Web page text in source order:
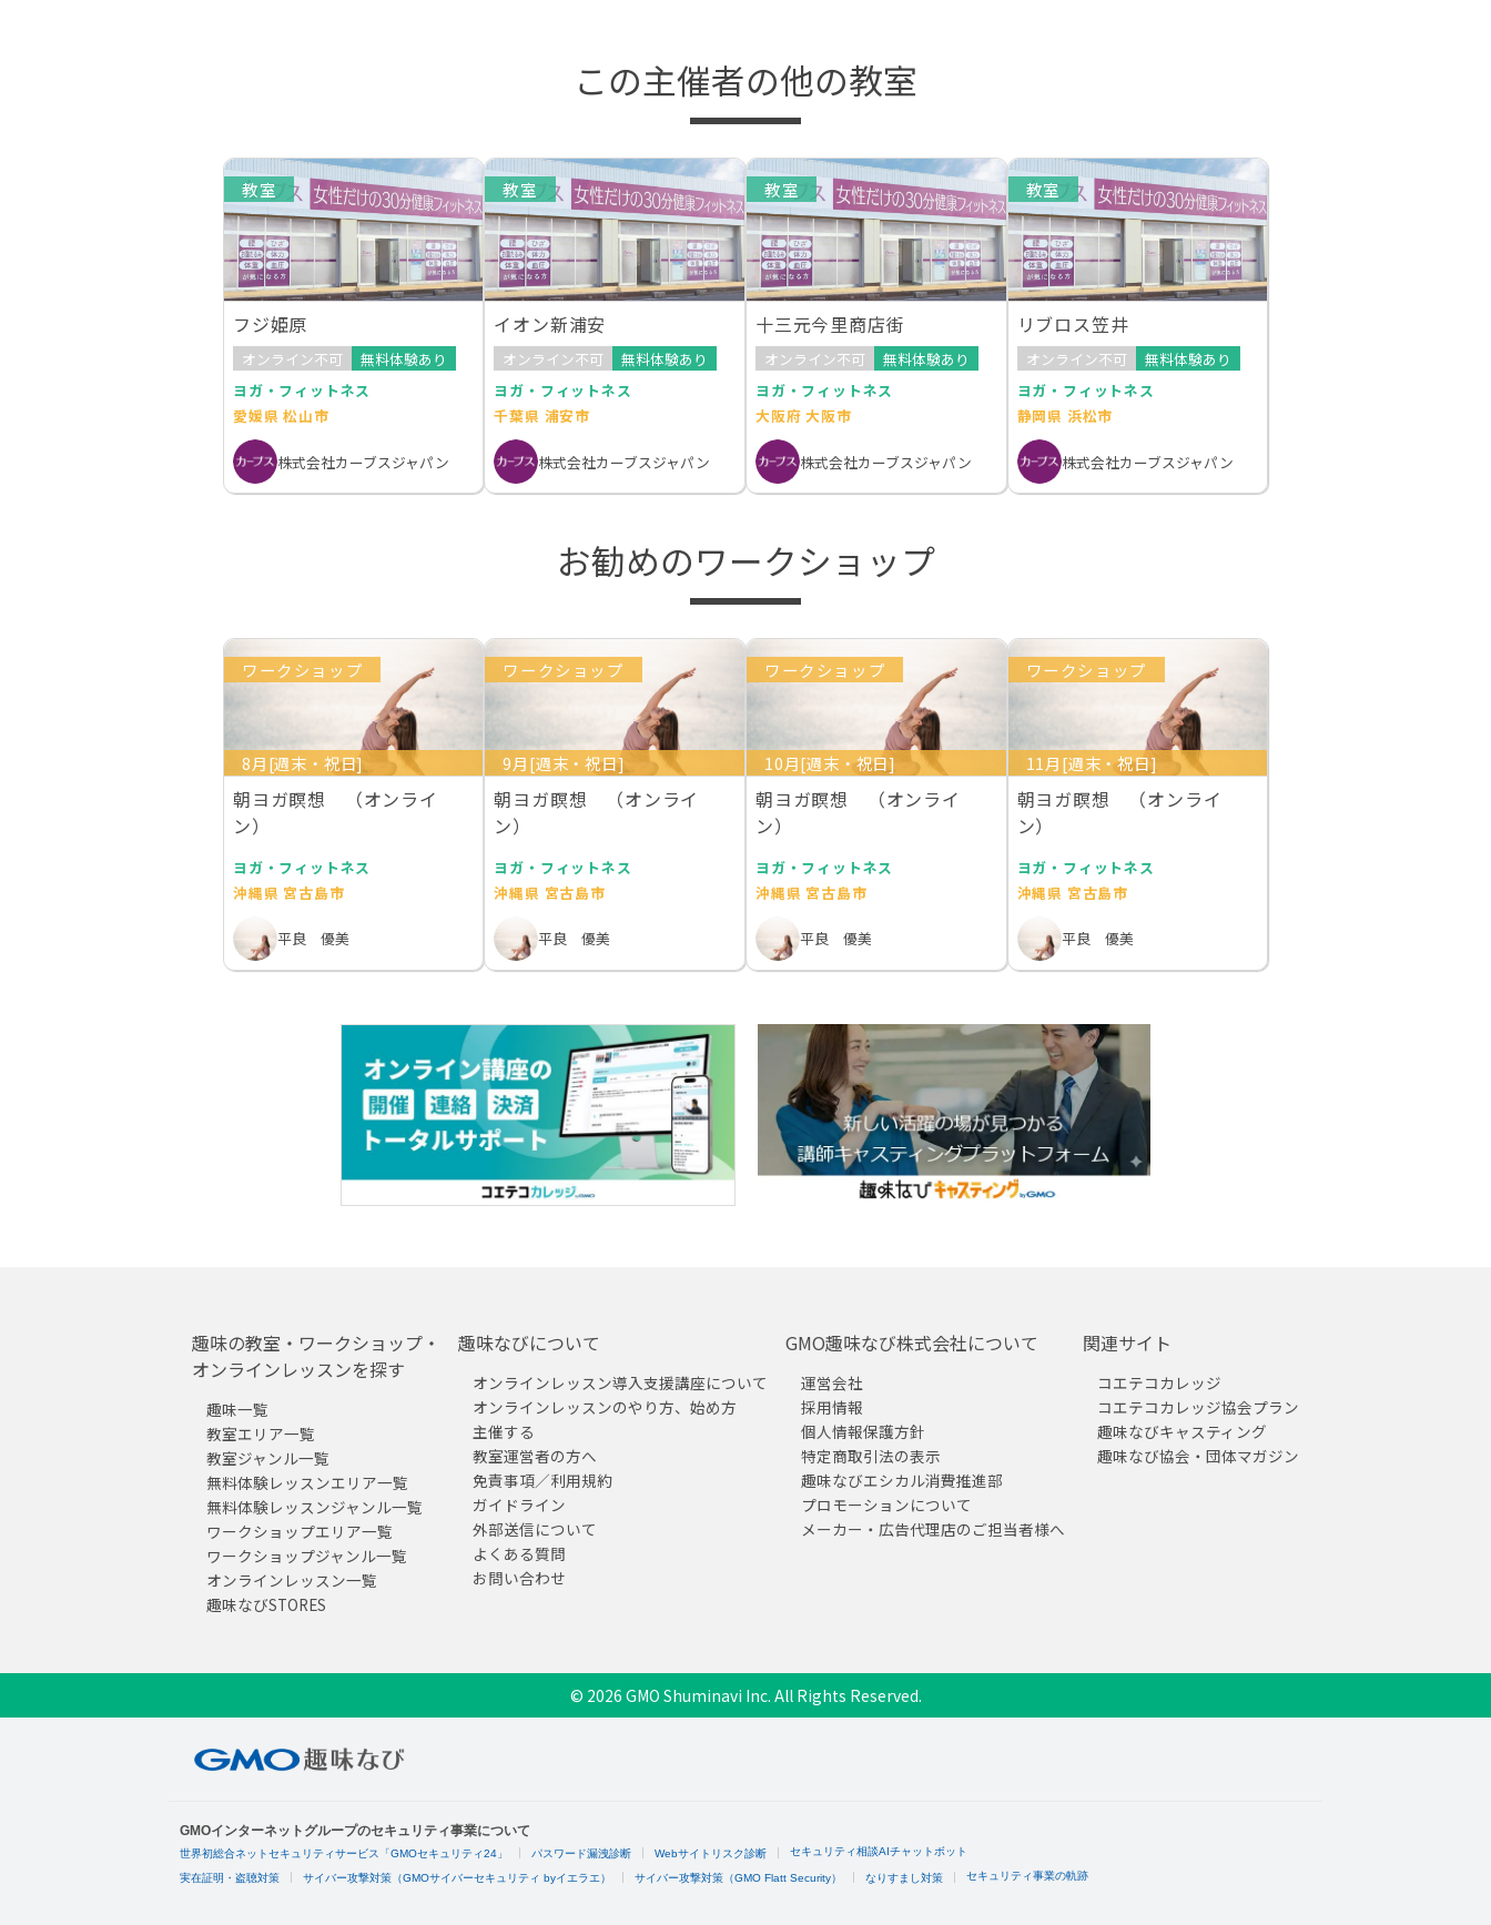
この主催者の他の教室
教室
フジ姫原
オンライン不可
無料体験あり
ヨガ・フィットネス
愛媛県 松山市
株式会社カーブスジャパン
教室
イオン新浦安
オンライン不可
無料体験あり
ヨガ・フィットネス
千葉県 浦安市
株式会社カーブスジャパン
教室
十三元今里商店街
オンライン不可
無料体験あり
ヨガ・フィットネス
大阪府 大阪市
株式会社カーブスジャパン
教室
リブロス笠井
オンライン不可
無料体験あり
ヨガ・フィットネス
静岡県 浜松市
株式会社カーブスジャパン
お勧めのワークショップ
ワークショップ
8月[週末・祝日]
朝ヨガ瞑想 （オンライ
ン）
ヨガ・フィットネス
沖縄県 宮古島市
平良 優美
ワークショップ
9月[週末・祝日]
朝ヨガ瞑想 （オンライ
ン）
ヨガ・フィットネス
沖縄県 宮古島市
平良 優美
ワークショップ
10月[週末・祝日]
朝ヨガ瞑想 （オンライ
ン）
ヨガ・フィットネス
沖縄県 宮古島市
平良 優美
ワークショップ
11月[週末・祝日]
朝ヨガ瞑想 （オンライ
ン）
ヨガ・フィットネス
沖縄県 宮古島市
平良 優美
趣味の教室・ワークショップ・
オンラインレッスンを探す
趣味一覧
教室エリア一覧
教室ジャンル一覧
無料体験レッスンエリア一覧
無料体験レッスンジャンル一覧
ワークショップエリア一覧
ワークショップジャンル一覧
オンラインレッスン一覧
趣味なびSTORES
趣味なびについて
オンラインレッスン導入支援講座について
オンラインレッスンのやり方、始め方
主催する
教室運営者の方へ
免責事項／利用規約
ガイドライン
外部送信について
よくある質問
お問い合わせ
GMO趣味なび株式会社について
運営会社
採用情報
個人情報保護方針
特定商取引法の表示
趣味なびエシカル消費推進部
プロモーションについて
メーカー・広告代理店のご担当者様へ
関連サイト
コエテコカレッジ
コエテコカレッジ協会プラン
趣味なびキャスティング
趣味なび協会・団体マガジン
© 2026 GMO Shuminavi Inc. All Rights Reserved.